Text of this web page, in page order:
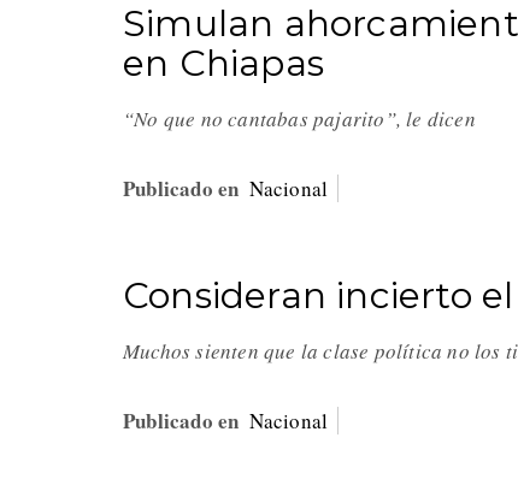
Simulan
en Chiapas
“No que no cantabas pajarito”, le dicen
Publicado en Nacional
Consideran incierto
Muchos sienten que la clase política no los
Publicado en Nacional